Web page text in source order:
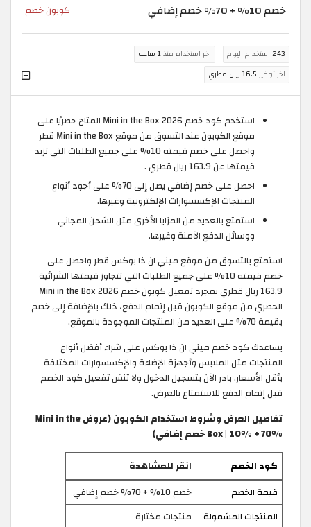
خصم 10% + 70% خصم إضافي كوبون خصم
243 استخدام اليوم اخر استخدام منذ1 ساعة
اخر توفير 16.5 ريال قطري
استخدم كود خصم Mini in the Box 2026 المتاح حصريًا على
موقع الكوبون عند التسوق من موقع Mini in the Box قطر
واحصل على خصم قيمته 10% على جميع الطلبات التي تزيد
قيمتها عن 163.9 ريال قطري .
احصل على خصم إضافي يصل إلى 70% على أجود أنواع
المنتجات الإكسسوارات الإلكترونية وغيرها.
استمتع بالعديد من المزايا الأخرى مثل الشحن المجاني
ووسائل الدفع الآمنة وغيرها.
استمتع بالتسوق من موقع ميني ان ذا بوكس قطر واحصل على
خصم قيمته 10% على جميع الطلبات التي تتجاوز قيمتها الشرائية
163.9 ريال قطري بمجرد تفعيل كوبون خصم Mini in the Box 2026
الحصري من موقع الكوبون قبل إتمام الدفع، ذلك بالإضافة إلى خصم
بقيمة 70% على العديد من المنتجات الموجودة بالموقع.
يساعدك كود خصم ميني ان ذا بوكس على شراء أفضل أنواع
المنتجات مثل الملابس وأجهزة الإضاءة والإكسسوارات المختلفة
بأقل الأسعار. بادر الآن بتسجيل الدخول ولا تنسَ تفعيل كود الخصم
قبل إتمام الدفع للاستمتاع بالعرض.
تفاصيل العرض وشروط استخدام الكوبون (عروض Mini in the
Box | 10% + 70% خصم إضافي)
كود الخصم
انقر للمشاهدة
قيمة الخصم
خصم 10% + 70% خصم إضافي
المنتجات المشمولة
منتجات مختارة